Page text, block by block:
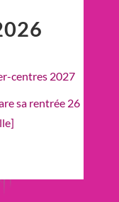
centres 2027
sa rentrée 26